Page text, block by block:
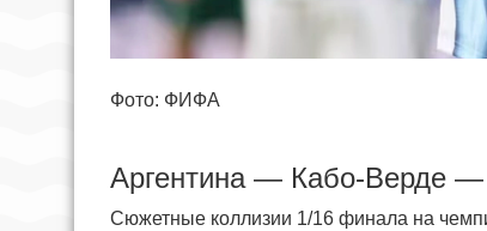
Фото: ФИФА
Аргентина — Кабо-Верде —
Сюжетные коллизии 1/16 финала на